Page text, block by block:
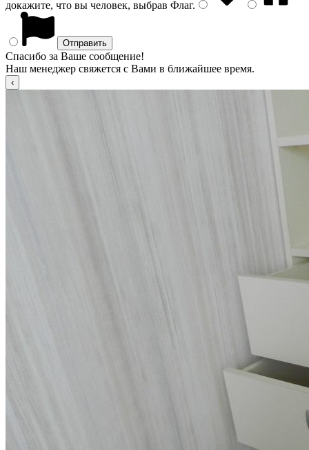
докажите, что вы человек, выбрав Флаг.
Спасибо за Ваше сообщение!
Наш менеджер свяжется с Вами в ближайшее время.